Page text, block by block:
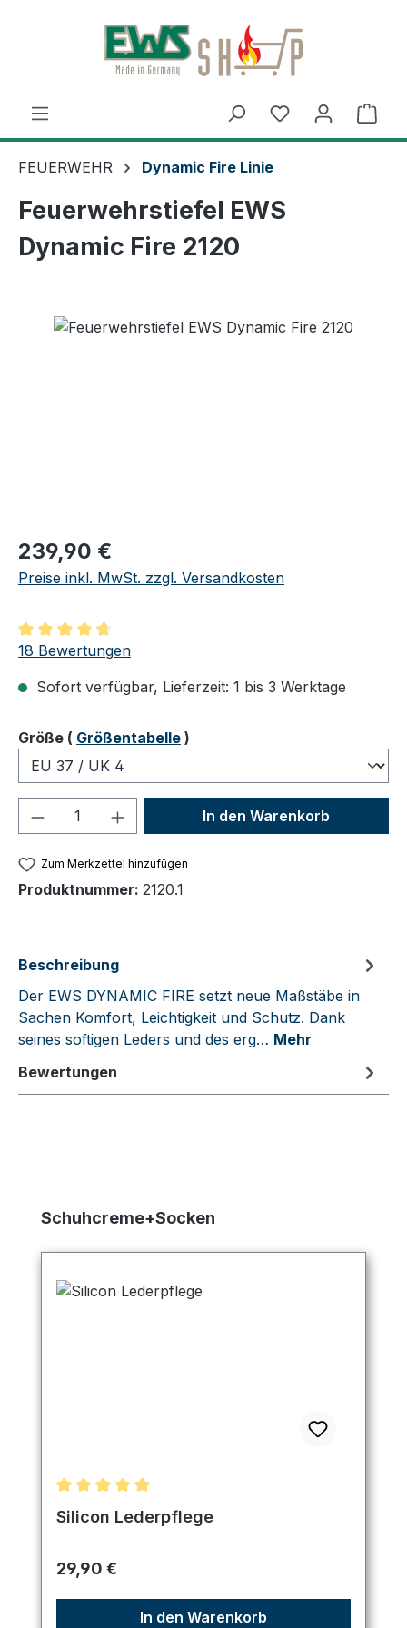
Zum Hauptinhalt springen
FEUERWEHR Dynamic Fire Linie
Feuerwehrstiefel EWS
Dynamic Fire 2120
Regulärer Preis:
239,90 €
Preise inkl. MwSt. zzgl. Versandkosten
Durchschnittliche Bewertung von 4.83 von 5 Sternen
18 Bewertungen
Sofort verfügbar, Lieferzeit: 1 bis 3 Werktage
Größeauswählen
( Größentabelle )
Produkt Anzahl: Gib denIn den Warenkorb
Zum Merkzettel hinzufügen
Produktnummer: 2120.1
Beschreibung
Der EWS DYNAMIC FIRE setzt neue Maßstäbe in
Sachen Komfort, Leichtigkeit und Schutz. Dank
seines softigen Leders und des erg… Mehr
Bewertungen
Produktgalerie überspringen
Schuhcreme+Socken
Durchschnittliche Bewertung von 5 von 5 Sternen
Silicon Lederpflege
Regulärer Preis:
29,90 €
In den Warenkorb